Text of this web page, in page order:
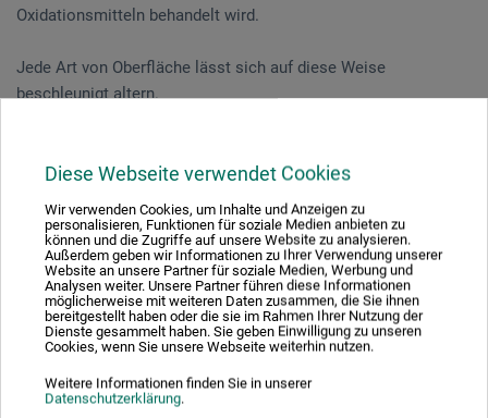
Diese Webseite verwendet Cookies
Wir verwenden Cookies, um Inhalte und Anzeigen zu
personalisieren, Funktionen für soziale Medien anbieten zu
können und die Zugriffe auf unsere Website zu analysieren.
Außerdem geben wir Informationen zu Ihrer Verwendung unserer
Website an unsere Partner für soziale Medien, Werbung und
Analysen weiter. Unsere Partner führen diese Informationen
möglicherweise mit weiteren Daten zusammen, die Sie ihnen
bereitgestellt haben oder die sie im Rahmen Ihrer Nutzung der
Dienste gesammelt haben. Sie geben Einwilligung zu unseren
Cookies, wenn Sie unsere Webseite weiterhin nutzen.
Weitere Informationen finden Sie in unserer
Datenschutzerklärung.
Oxidationsmitteln behandelt wird.
Jede Art von Oberfläche lässt sich auf diese Weise
beschleunigt altern.
verwendet und Fundstücke oder Collageelemente in die Werke
eingebunden werden. So entstehen je nach Vorliebe
gegenständliche oder abstrakte Bilder.
Veranstaltungsdatum
05. - 06. Jun. 2026
Sie schauen derzeitig auf eine vergangene